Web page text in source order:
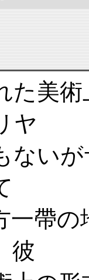
た美
ヤ
いが
一帶
彼